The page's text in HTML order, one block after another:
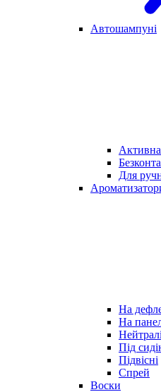
Автошампуні
Активна
Для
На
На
Під
Підвісні
Спрей
Воски